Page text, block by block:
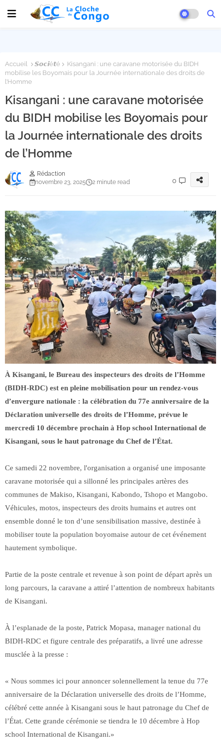
Accueil 𝙎𝙤𝙘𝙞é𝙩é
Kisangani : une caravane motorisée du BIDH
mobilise les Boyomais pour la Journée internationale des droits de
l’Homme
Kisangani : une caravane motorisée
du BIDH mobilise les Boyomais pour
la Journée internationale des droits
de l’Homme
Rédaction
novembre 23, 2025
2 minute read 0
À Kisangani, le Bureau des inspecteurs des droits de l’Homme
(BIDH-RDC) est en pleine mobilisation pour un rendez-vous
d’envergure nationale : la célébration du 77e anniversaire de la
Déclaration universelle des droits de l’Homme, prévue le
mercredi 10 décembre prochain à Hop school International de
Kisangani, sous le haut patronage du Chef de l’État.
Ce samedi 22 novembre, l'organisation a organisé une imposante
caravane motorisée qui a sillonné les principales artères des
communes de Makiso, Kisangani, Kabondo, Tshopo et Mangobo.
Véhicules, motos, inspecteurs des droits humains et autres ont
ensemble donné le ton d’une sensibilisation massive, destinée à
mobiliser toute la population boyomaise autour de cet événement
hautement symbolique.
Partie de la poste centrale et revenue à son point de départ après un
long parcours, la caravane a attiré l’attention de nombreux habitants
de Kisangani.
À l’esplanade de la poste, Patrick Mopasa, manager national du
BIDH-RDC et figure centrale des préparatifs, a livré une adresse
musclée à la presse :
« Nous sommes ici pour annoncer solennellement la tenue du 77e
anniversaire de la Déclaration universelle des droits de l’Homme,
célébré cette année à Kisangani sous le haut patronage du Chef de
l’État. Cette grande cérémonie se tiendra le 10 décembre à Hop
school International de Kisangani.»